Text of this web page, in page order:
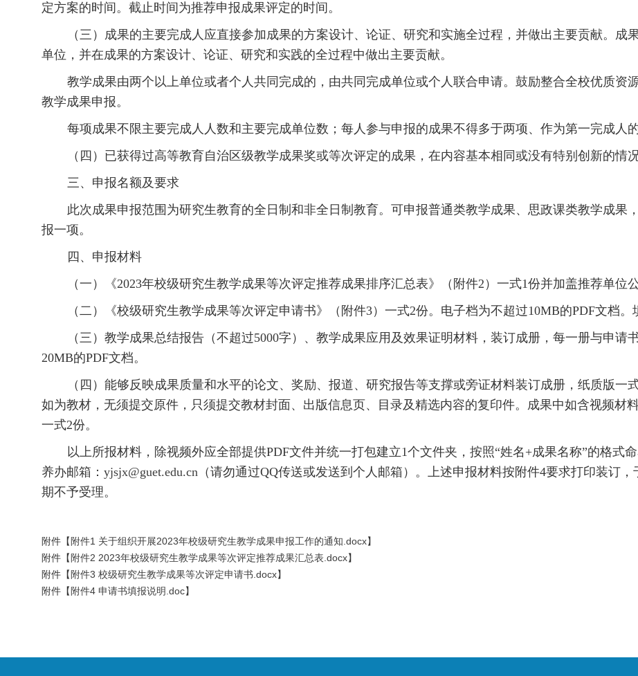
定方案的时间。截止时间为推荐申报成果评定的时间。
（三）成果的主要完成人应直接参加成果的方案设计、论证、研究和实施全过程，并做出主要贡献。成
单位，并在成果的方案设计、论证、研究和实践的全过程中做出主要贡献。
教学成果由两个以上单位或者个人共同完成的，由共同完成单位或个人联合申请。鼓励整合全校优质资
教学成果申报。
每项成果不限主要完成人人数和主要完成单位数；每人参与申报的成果不得多于两项、作为第一完成人
（四）已获得过高等教育自治区级教学成果奖或等次评定的成果，在内容基本相同或没有特别创新的情
三、申报名额及要求
此次成果申报范围为研究生教育的全日制和非全日制教育。可申报普通类教学成果、思政课类教学成果
报一项。
四、申报材料
（一）《2023年校级研究生教学成果等次评定推荐成果排序汇总表》（附件2）一式1份并加盖推荐单位
（二）《校级研究生教学成果等次评定申请书》（附件3）一式2份。电子档为不超过10MB的PDF文档。
（三）教学成果总结报告（不超过5000字）、教学成果应用及效果证明材料，装订成册，每一册与申
20MB的PDF文档。
（四）能够反映成果质量和水平的论文、奖励、报道、研究报告等支撑或旁证材料装订成册，纸质版一
如为教材，无须提交原件，只须提交教材封面、出版信息页、目录及精选内容的复印件。成果中如含视频材
一式2份。
以上所报材料，除视频外应全部提供PDF文件并统一打包建立1个文件夹，按照“姓名+成果名称”的格式
养办邮箱： yjsjx@guet.edu.cn （请勿通过QQ传送或发送到个人邮箱）。 上述申报材料按附件4要求打印装订
期不予受理。
附件【 附件1 关于组织开展2023年校级研究生教学成果申报工作的通知.docx】
附件【 附件2 2023年校级研究生教学成果等次评定推荐成果汇总表.docx】
附件【 附件3 校级研究生教学成果等次评定申请书.docx】
附件【 附件4 申请书填报说明.doc】